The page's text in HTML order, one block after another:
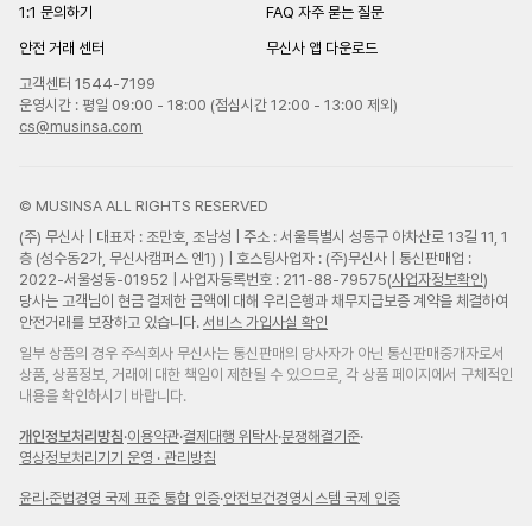
1:1 문의하기
FAQ 자주 묻는 질문
안전 거래 센터
무신사 앱 다운로드
고객센터 1544-7199
운영시간 : 평일 09:00 - 18:00 (점심시간 12:00 - 13:00 제외)
cs@musinsa.com
© MUSINSA ALL RIGHTS RESERVED
(주) 무신사 | 대표자 : 조만호, 조남성 | 주소 : 서울특별시 성동구 아차산로 13길 11, 1
층 (성수동2가, 무신사캠퍼스 엔1) ) | 호스팅사업자 : (주)무신사 | 통신판매업 :
2022-서울성동-01952 | 사업자등록번호 : 211-88-79575(사업자정보확인)
당사는 고객님이 현금 결제한 금액에 대해 우리은행과 채무지급보증 계약을 체결하여
안전거래를 보장하고 있습니다. 서비스 가입사실 확인
일부 상품의 경우 주식회사 무신사는 통신판매의 당사자가 아닌 통신판매중개자로서
상품, 상품정보, 거래에 대한 책임이 제한될 수 있으므로, 각 상품 페이지에서 구체적인
내용을 확인하시기 바랍니다.
개인정보처리방침·이용약관·결제대행 위탁사·분쟁해결기준·
영상정보처리기기 운영 · 관리방침
윤리 ·준법경영 국제 표준 통합 인증·안전보건경영시스템 국제 인증